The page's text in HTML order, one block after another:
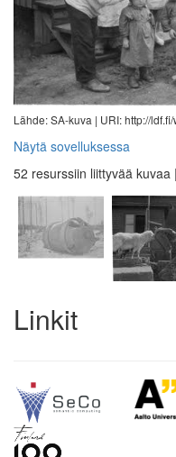
Lähde: SA-kuva | URI: http://
Näytä sovelluksessa
52 resurssiin liittyvää kuvaa |
Linkit